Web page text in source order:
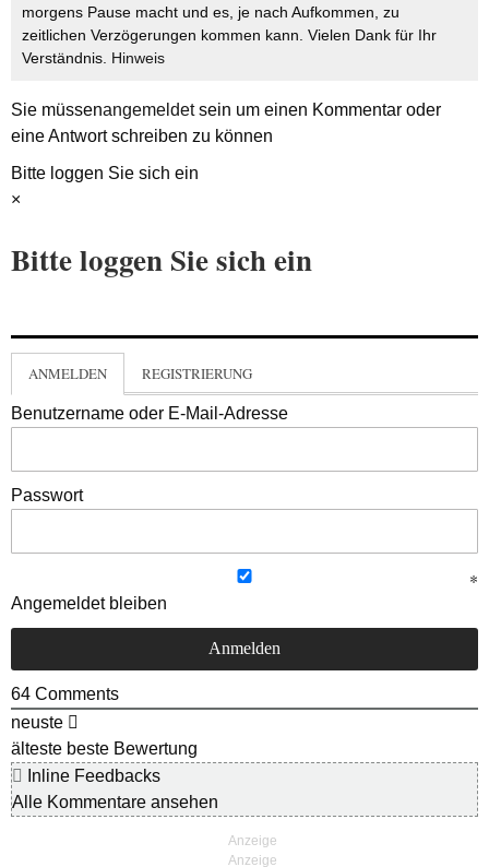
morgens Pause macht und es, je nach Aufkommen, zu
zeitlichen Verzögerungen kommen kann. Vielen Dank für Ihr
Verständnis. Hinweis
Sie müssenangemeldetsein um einen Kommentar oder
eine Antwort schreiben zu können
Bitte loggen Sie sich ein
×
Bitte loggen Sie sich ein
ANMELDEN REGISTRIERUNG
Benutzername oder E-Mail-Adresse
Passwort
Angemeldet bleiben
64 Comments
neuste
älteste beste Bewertung
Inline Feedbacks
Alle Kommentare ansehen